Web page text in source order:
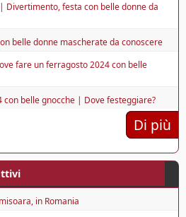
Divertimento, festa con belle donne da
belle donne mascherate da conoscere
fare un ferragosto 2024 con belle
con belle gnocche | Dove festeggiare?
Di più
in Romania